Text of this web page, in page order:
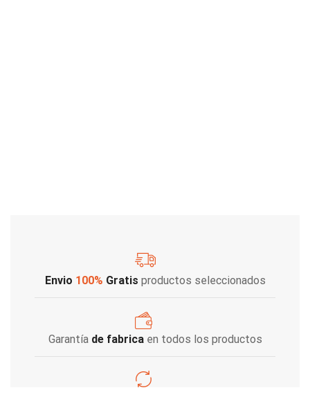
Envio 100% Gratis productos seleccionados
Garantía de fabricaen todos los productos